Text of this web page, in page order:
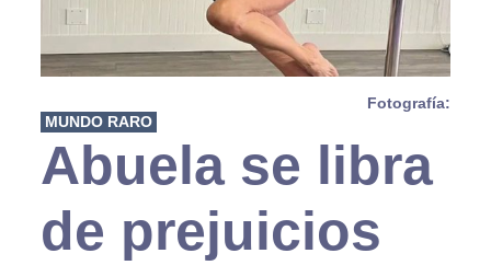
Fotografía:
MUNDO RARO
Abuela se libra
de prejuicios